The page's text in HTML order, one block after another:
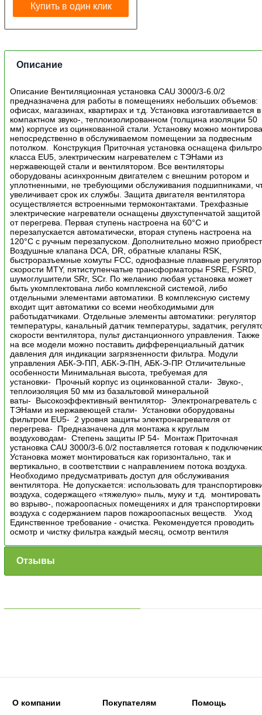
Купить в один клик
Описание
Описание Вентиляционная установка CAU 3000/3-6.0/2
предназначена для работы в помещениях небольших объемов:
офисах, магазинах, квартирах и т.д. Установка изготавливается в
компактном звуко-, теплоизолированном (толщина изоляции 50
мм) корпусе из оцинкованной стали. Установку можно
непосредственно в обслуживаемом помещении за подвесным
потолком. Конструкция Приточная установка оснащена
класса EU5, электрическим нагревателем с ТЭНами из
нержавеющей стали и вентилятором. Все вентиляторы
оборудованы асинхронным двигателем с внешним ротором и
уплотненными, не требующими обслуживания подшипниками,
увеличивает срок их службы. Защита двигателя вентилятора
осуществляется встроенными термоконтактами. Трехфазные
электрические нагреватели оснащены двухступенчатой защитой
от перегрева. Первая ступень настроена на 60°С и
перезапускается автоматически, вторая ступень настроена на
120°С с ручным перезапуском. Дополнительно можно
Воздушные клапана DCA, DR, обратные клапаны RSK,
быстроразъемные хомуты FCC, однофазные плавные
скорости MTY, пятиступенчатые трансформаторы FSRE, FSRD,
шумоглушители SRr, SCr. По желанию любая установка может
быть укомплектована либо комплексной системой, либо
отдельными элементами автоматики. В комплексную систему
входит щит автоматики со всеми необходимыми для
работыдатчиками. Отдельные элементы автоматики: регулятор
температуры, канальный датчик температуры, задатчик,
скорости вентилятора, пульт дистанционного управления. Также
на все модели можно поставить дифференциальный датчик
давления для индикации загрязненности фильтра. Модули
управления АБК-Э-ПП, АБК-Э-ПН, АБК-Э-ПР. Отличительные
особенности Минимальная высота, требуемая для
установки- Прочный корпус из оцинкованной стали- Звуко-,
теплоизоляция 50 мм из базальтовой минеральной
ваты- Высокоэффективный вентилятор- Электронагреватель с
ТЭНами из нержавеющей стали- Установки оборудованы
фильтром EU5- 2 уровня защиты электронагревателя от
перегрева- Предназначена для монтажа к круглым
воздуховодам- Степень защиты IP 54- Монтаж Приточная
установка CAU 3000/3-6.0/2 поставляется готовая к
Установка может монтироваться как горизонтально, так и
вертикально, в соответствии с направлением потока воздуха.
Необходимо предусматривать доступ для обслуживания
вентилятора. Не допускается: использовать для
воздуха, содержащего «тяжелую» пыль, муку и т.д. монтировать
во взрыво-, пожароопасных помещениях и для транспортировки
воздуха с содержанием паров пожароопасных веществ. Уход
Единственное требование - очистка. Рекомендуется проводить
осмотр и чистку фильтра каждый месяц, осмотр вентиля
Отзывы
О компании
Покупателям
Помощь